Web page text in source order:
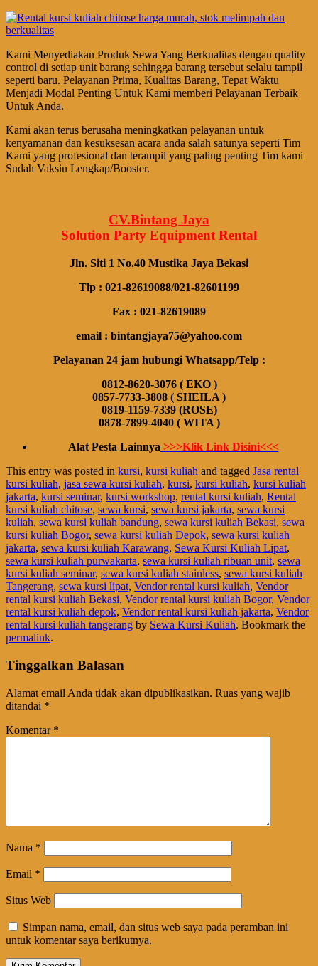
Kami Menyediakan Produk Sewa Yang Berkualitas dengan quality
control di setiap unit barang sehingga barang tersebut selalu tampil
seperti baru. Pelayanan Prima, Kualitas Barang, Tepat Waktu
Menjadi Modal Penting Untuk Kami memberi Pelayanan Terbaik
Untuk Anda.
Kami akan terus berusaha meningkatkan pelayanan untuk
kenyamanan dan kesuksesan acara anda salah satunya seperti Tim
Kami yang profesional dan terampil yang paling penting Tim kami
Sudah Vaksin Lengkap/Booster.
CV.Bintang Jaya
Solution Party Equipment Rental
Jln. Siti 1 No.40 Mustika Jaya Bekasi
Tlp : 021-82619088/021-82601199
Fax : 021-82619089
email : bintangjaya75@yahoo.com
Pelayanan 24 jam hubungi Whatsapp/Telp :
0812-8620-3076 ( EKO )
0857-7733-3808 ( SHEILA )
0819-1159-7339 (ROSE)
0878-7899-4040 ( WITA )
Alat Pesta Lainnya >>>Klik Link Disini<<<
This entry was posted in kursi, kursi kuliah and tagged Jasa rental
kursi kuliah, jasa sewa kursi kuliah, kursi, kursi kuliah, kursi kuliah
jakarta, kursi seminar, kursi workshop, rental kursi kuliah, Rental
kursi kuliah chitose, sewa kursi, sewa kursi jakarta, sewa kursi
kuliah, sewa kursi kuliah bandung, sewa kursi kuliah Bekasi, sewa
kursi kuliah Bogor, sewa kursi kuliah Depok, sewa kursi kuliah
jakarta, sewa kursi kuliah Karawang, Sewa Kursi Kuliah Lipat,
sewa kursi kuliah purwakarta, sewa kursi kuliah ribuan unit, sewa
kursi kuliah seminar, sewa kursi kuliah stainless, sewa kursi kuliah
Tangerang, sewa kursi lipat, Vendor rental kursi kuliah, Vendor
rental kursi kuliah Bekasi, Vendor rental kursi kuliah Bogor, Vendor
rental kursi kuliah depok, Vendor rental kursi kuliah jakarta, Vendor
rental kursi kuliah tangerang by Sewa Kursi Kuliah. Bookmark the
permalink.
Tinggalkan Balasan
Alamat email Anda tidak akan dipublikasikan. Ruas yang wajib
ditandai *
Komentar *
Nama *
Email *
Situs Web
Simpan nama, email, dan situs web saya pada peramban ini
untuk komentar saya berikutnya.